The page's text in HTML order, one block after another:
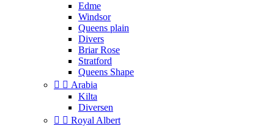
Edme
Windsor
Queens plain
Divers
Briar Rose
Stratford
Queens Shape
  Arabia
Kilta
Diversen
  Royal Albert